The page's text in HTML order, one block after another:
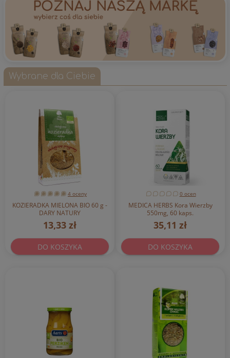
Wybrane dla Ciebie
4 oceny
KOZIERADKA MIELONA BIO 60 g -
DARY NATURY
13,33 zł
DO KOSZYKA
0 ocen
MEDICA HERBS Kora Wierzby
550mg, 60 kaps.
35,11 zł
DO KOSZYKA